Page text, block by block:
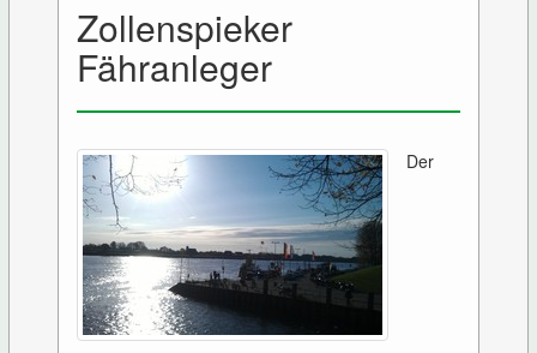
Zollenspieker
Fähranleger
Der